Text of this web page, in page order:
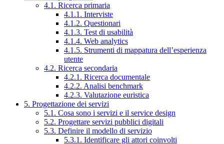
4.1. Ricerca primaria
4.1.1. Interviste
4.1.2. Questionari
4.1.3. Test di usabilità
4.1.4. Web analytics
4.1.5. Strumenti di mappatura dell’esperienza
utente
4.2. Ricerca secondaria
4.2.1. Ricerca documentale
4.2.2. Analisi benchmark
4.2.3. Valutazione euristica
5. Progettazione dei servizi
5.1. Cosa sono i servizi e il service design
5.2. Progettare servizi pubblici digitali
5.3. Definire il modello di servizio
5.3.1. Identificare gli attori coinvolti